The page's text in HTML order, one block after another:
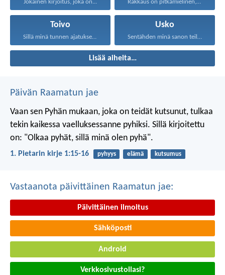
Jokainen kirjoitus, joka on... Rakkaus on pitkämielinen, rakkaus...
Toivo
Sillä minä tunnen ajatukseni...
Usko
Sentähden minä sanon teille...
Lisää aiheita…
Päivän Raamatun jae
Vaan sen Pyhän mukaan, joka on teidät kutsunut, tulkaa
tekin kaikessa vaelluksessanne pyhiksi. Sillä kirjoitettu
on: "Olkaa pyhät, sillä minä olen pyhä".
1. Pietarin kirje 1:15-16 pyhyys elämä kutsumus
Vastaanota päivittäinen Raamatun jae:
Päivittäinen ilmoitus
Sähköposti
Android
Verkkosivustollasi?